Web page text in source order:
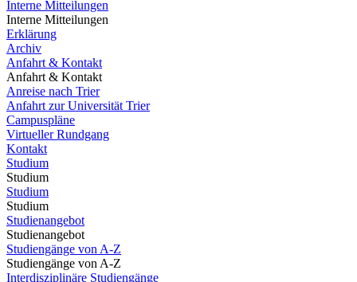
Interne Mitteilungen
Interne Mitteilungen
Erklärung
Archiv
Anfahrt & Kontakt
Anfahrt & Kontakt
Anreise nach Trier
Anfahrt zur Universität Trier
Campuspläne
Virtueller Rundgang
Kontakt
Studium
Studium
Studium
Studium
Studienangebot
Studienangebot
Studiengänge von A-Z
Studiengänge von A-Z
Interdisziplinäre Studiengänge